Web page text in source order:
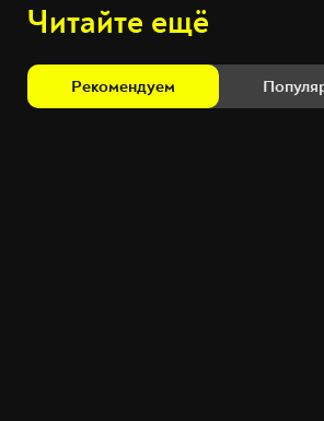
Читайте ещё
Рекомендуем